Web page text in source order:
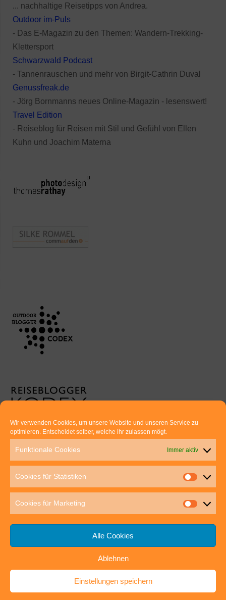
Wir verwenden Cookies, um unsere Website und unseren Service zu
optimieren. Entscheidet selber, welche ihr zulassen mögt.
Funktionale Cookies Immer aktiv
Cookies für Statistiken
Cookies für Marketing
Alle Cookies
Ablehnen
Einstellungen speichern
... nachhaltige Reisetipps von Andrea.
Outdoor im-Puls
- Das E-Magazin zu den Themen: Wandern-Trekking-
Klettersport
Schwarzwald Podcast
- Tannenrauschen und mehr von Birgit-Cathrin Duval
Genussfreak.de
- Jörg Bornmanns neues Online-Magazin - lesenswert!
Travel Edition
- Reiseblog für Reisen mit Stil und Gefühl von Ellen
Kuhn und Joachim Materna
Euer direkter Draht zu uns:
Thomas Rathay und Silke Rommel
70563 Stuttgart
post@outdoor-hochgenuss.de
IMPRESSUM DATENSCHUTZ
outdoor-hochgenuss.de| Präsentiert vonMantra&WordPress.